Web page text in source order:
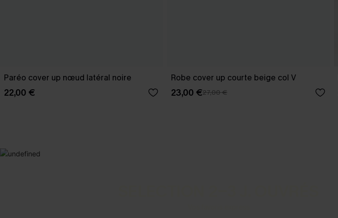
Paréo cover up nœud latéral noire
22,00 €
Robe cover up courte beige col V
23,00 €27,00 €